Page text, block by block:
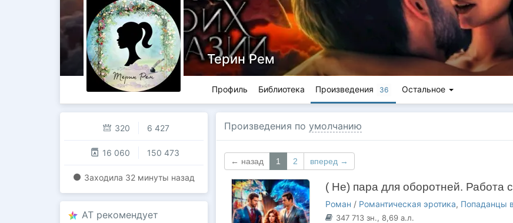
Терин Рем
Профиль Библиотека Произведения 36 Остальное
320 6 427
16 060 150 473
Заходилa 32 минуты назад
AT рекомендует
Произведения по умолчанию
← назад 1 2 вперед →
( Не) пара для оборотней. Работа
Роман / Романтическая эротика, Попаданцы
347 713 зн., 8,69 а.л.